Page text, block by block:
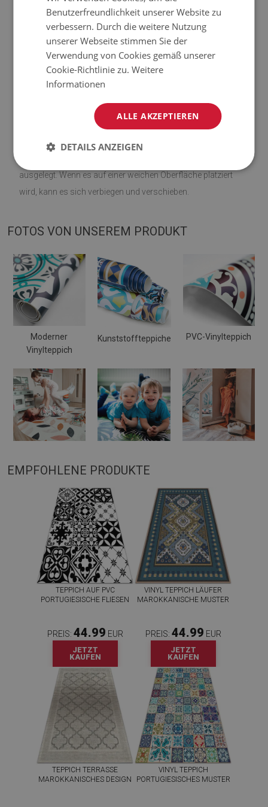
Material: Vinyl verstärkt mit PES-Netz;
Dicke:1,6 mm;
Die Teppiche sind nicht rutschfest;
Farbtöne von Teppichen können geringfügig von der
Visualisierung abweichen.
ausgelegt. Wenn es auf einer weichen Oberfläche platziert
wird, kann es sich verbiegen und verschieben.
FOTOS VON UNSEREM PRODUKT
Moderner
Vinylteppich
Kunststoffteppiche PVC-Vinylteppich
EMPFOHLENE PRODUKTE
TEPPICH AUF PVC
PORTUGIESISCHE FLIESEN
PREIS: 44.99 EUR
JETZT
KAUFEN
VINYL TEPPICH LÄUFER
MAROKKANISCHE MUSTER
PREIS: 44.99 EUR
JETZT
KAUFEN
TEPPICH TERRASSE
MAROKKANISCHES DESIGN
VINYL TEPPICH
PORTUGIESISCHES MUSTER
Benutzerfreundlichkeit unserer Website zu
verbessern. Durch die weitere Nutzung
unserer Webseite stimmen Sie der
Verwendung von Cookies gemäß unserer
Cookie-Richtlinie zu.Weitere
Informationen
ALLE AKZEPTIEREN
DETAILS ANZEIGEN